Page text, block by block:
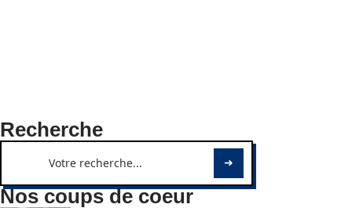
Recherche
Nos coups de coeur